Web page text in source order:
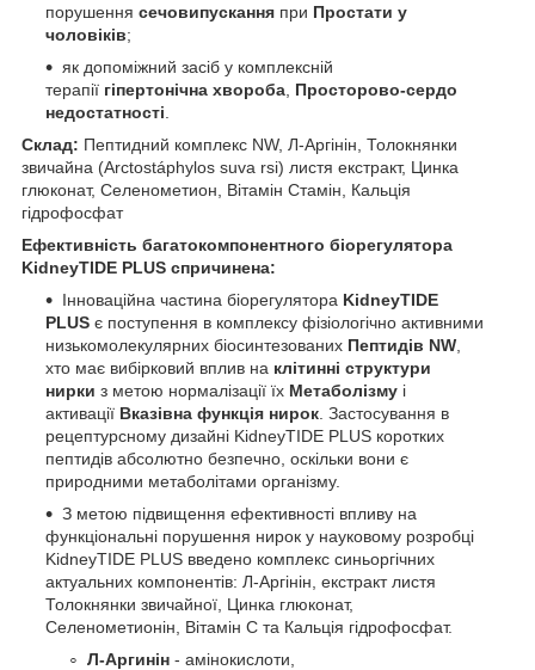
порушення сечовипускання при Простати у
чоловіків;
як допоміжний засіб у комплексній
терапії гіпертонічна хвороба Просторово-сердо
недостатності
Склад: Пептидний комплекс NW, Л-Аргінін, Толокнянки
звичайна (Arctostáphylos suva rsi) листя екстракт, Цинка
глюконат, Селенометион, Вітамін Стамін, Кальція
гідрофосфат
Ефективність багатокомпонентного біорегулятора
KidneyTIDE PLUS спричинена:
Інноваційна частина біорегулятора KidneyTIDE
PLUS є поступення в комплексу фізіологічно активними
низькомолекулярних біосинтезованих Пептидів NW
хто має вибірковий вплив на клітинні структури
нирки з метою нормалізації їх Метаболізму і
активації Вказівна функція нирок . Застосування в
рецептурсному дизайні KidneyTIDE PLUS коротких
пептидів абсолютно безпечно, оскільки вони є
природними метаболітами організму.
З метою підвищення ефективності впливу на
функціональні порушення нирок у науковому розробці
KidneyTIDE PLUS введено комплекс синьоргічних
актуальних компонентів: Л-Аргінін, екстракт листя
Толокнянки звичайної, Цинка глюконат,
Селенометионін, Вітамін С та Кальція гідрофосфат.
Л-Аргинін - амінокислоти,